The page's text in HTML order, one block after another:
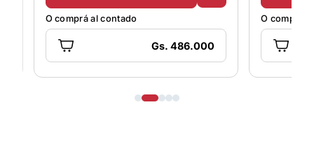
O comprá al contado
Gs. 486.000
O comprá